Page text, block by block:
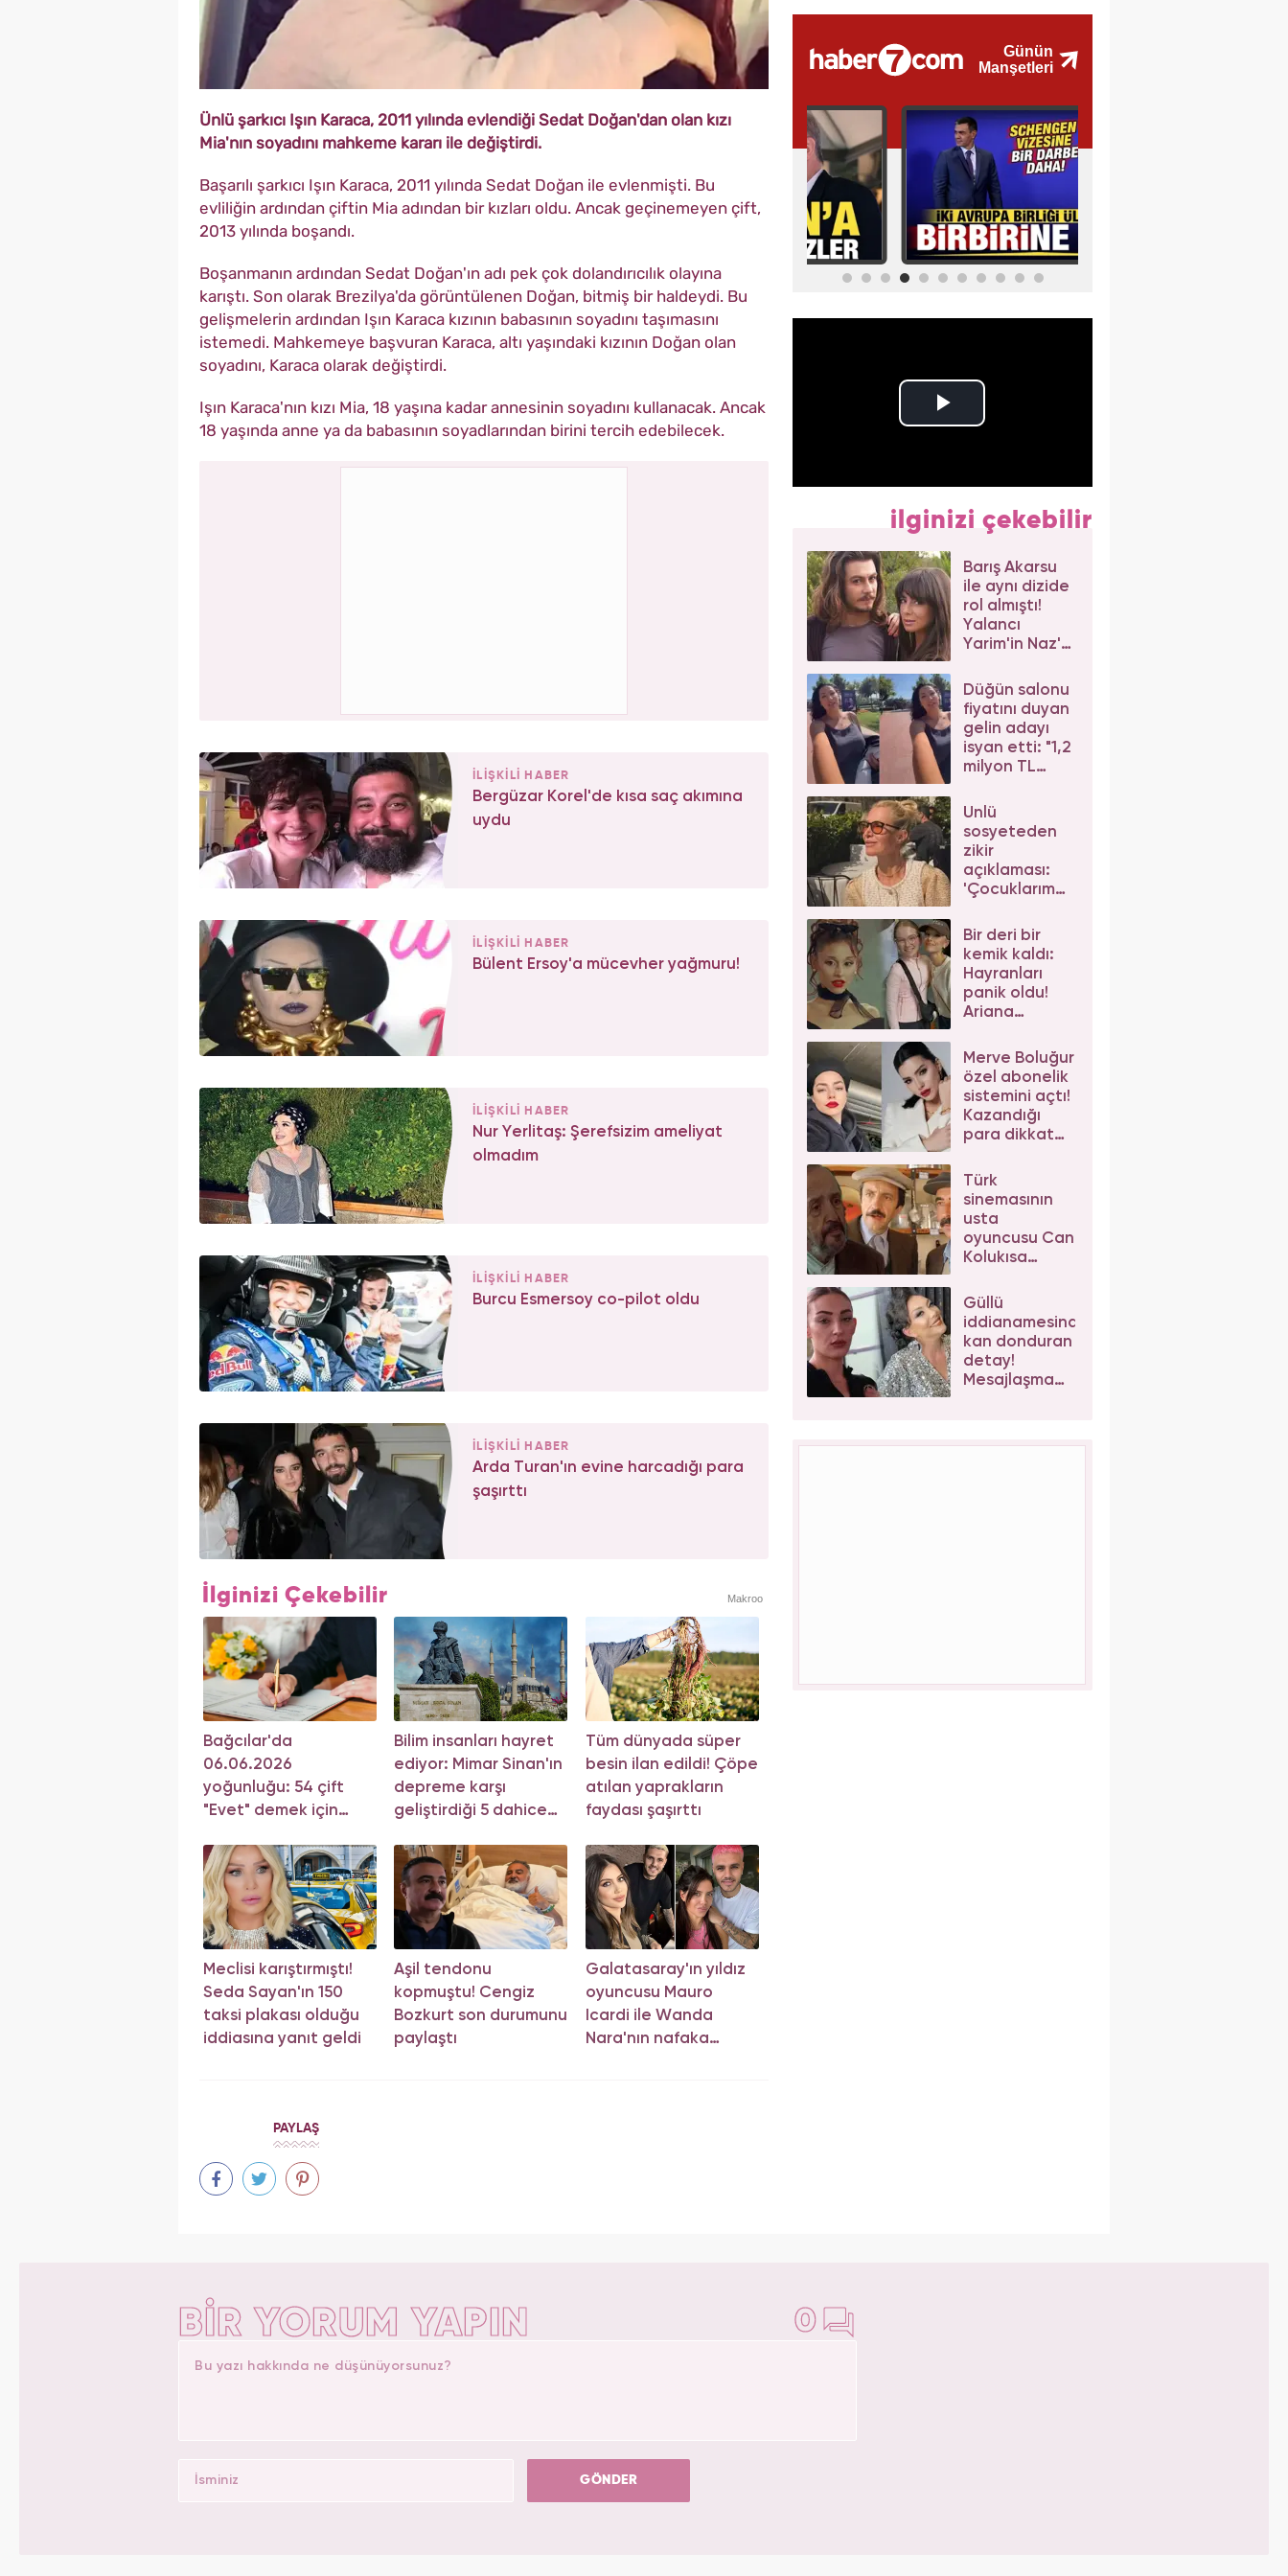
Ünlü şarkıcı Işın Karaca, 2011 yılında evlendiği Sedat Doğan'dan olan kızı
Mia'nın soyadını mahkeme kararı ile değiştirdi.
Başarılı şarkıcı Işın Karaca, 2011 yılında Sedat Doğan ile evlenmişti. Bu
evliliğin ardından çiftin Mia adından bir kızları oldu. Ancak geçinemeyen çift,
2013 yılında boşandı.
Boşanmanın ardından Sedat Doğan'ın adı pek çok dolandırıcılık olayına
karıştı. Son olarak Brezilya'da görüntülenen Doğan, bitmiş bir haldeydi. Bu
gelişmelerin ardından Işın Karaca kızının babasının soyadını taşımasını
istemedi. Mahkemeye başvuran Karaca, altı yaşındaki kızının Doğan olan
soyadını, Karaca olarak değiştirdi.
Işın Karaca'nın kızı Mia, 18 yaşına kadar annesinin soyadını kullanacak. Ancak
18 yaşında anne ya da babasının soyadlarından birini tercih edebilecek.
İLİŞKİLİ HABER
Bergüzar Korel'de kısa saç akımına
uydu
İLİŞKİLİ HABER
Bülent Ersoy'a mücevher yağmuru!
İLİŞKİLİ HABER
Nur Yerlitaş: Şerefsizim ameliyat
olmadım
İLİŞKİLİ HABER
Burcu Esmersoy co-pilot oldu
İLİŞKİLİ HABER
Arda Turan'ın evine harcadığı para
şaşırttı
İlginizi Çekebilir Makroo
Bağcılar'da
06.06.2026
yoğunluğu: 54 çift
"Evet" demek için
Bilim insanları hayret
ediyor: Mimar Sinan'ın
depreme karşı
geliştirdiği 5 dahice
Tüm dünyada süper
besin ilan edildi! Çöpe
atılan yaprakların
faydası şaşırttı
Meclisi karıştırmıştı!
Seda Sayan'ın 150
taksi plakası olduğu
iddiasına yanıt geldi
Aşil tendonu
kopmuştu! Cengiz
Bozkurt son durumunu
paylaştı
Galatasaray'ın yıldız
oyuncusu Mauro
Icardi ile Wanda
Nara'nın nafaka
PAYLAŞ
ilginizi çekebilir
Barış Akarsu
ile aynı dizide
rol almıştı!
Yalancı
Yarim'in Naz'ı
beğeni yağdı
Düğün salonu
fiyatını duyan
gelin adayı
isyan etti: "1,2
milyon TL
Ünlü
sosyeteden
zikir
açıklaması:
'Çocuklarım
diyerek gelen
eleştirilere
yanıt verdi
Bir deri bir
kemik kaldı:
Hayranları
panik oldu!
Ariana
son hali
korkuttu
Merve Boluğur
özel abonelik
sistemini açtı!
Kazandığı
para dikkat
Türk
sinemasının
usta
oyuncusu Can
Kolukısa
kaybetti!
Güllü
iddianamesinde
kan donduran
detay!
Mesajlaşma
BİR YORUM YAPIN 0
GÖNDER